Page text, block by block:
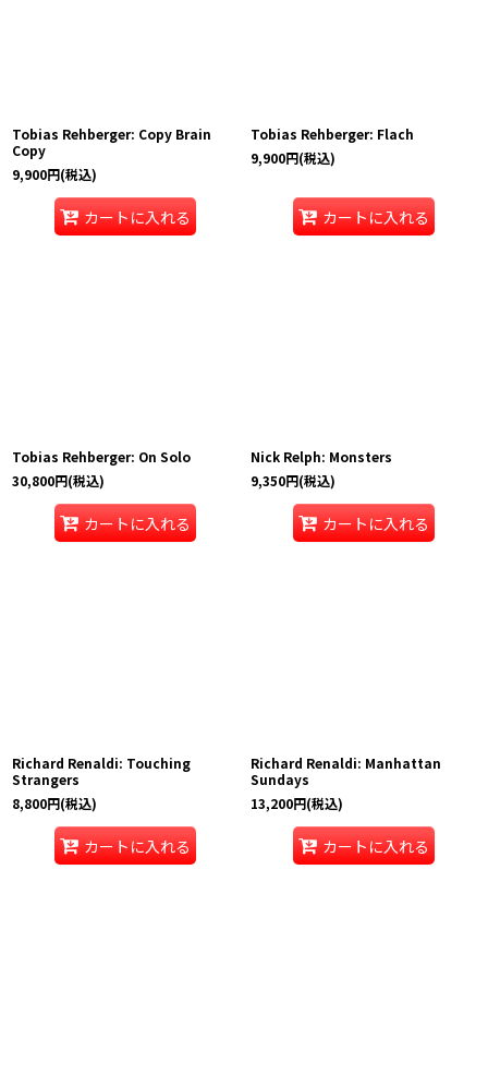
Tobias Rehberger: Copy Brain
Copy
9,900円(税込)
カートに入れる
Tobias Rehberger: Flach
9,900円(税込)
カートに入れる
Tobias Rehberger: On Solo
30,800円(税込)
カートに入れる
Nick Relph: Monsters
9,350円(税込)
カートに入れる
Richard Renaldi: Touching
Strangers
8,800円(税込)
カートに入れる
Richard Renaldi: Manhattan
Sundays
13,200円(税込)
カートに入れる